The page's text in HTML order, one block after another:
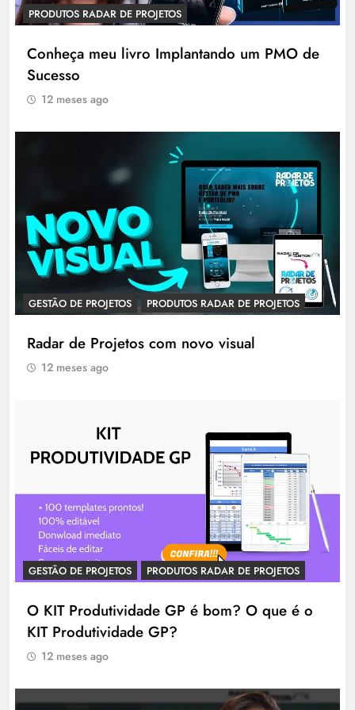
PRODUTOS RADAR DE PROJETOS
Conheça meu livro Implantando um PMO de
Sucesso
12 meses ago
GESTÃO DE PROJETOS PRODUTOS RADAR DE PROJETOS
Radar de Projetos com novo visual
12 meses ago
GESTÃO DE PROJETOS PRODUTOS RADAR DE PROJETOS
O KIT Produtividade GP é bom? O que é o
KIT Produtividade GP?
12 meses ago